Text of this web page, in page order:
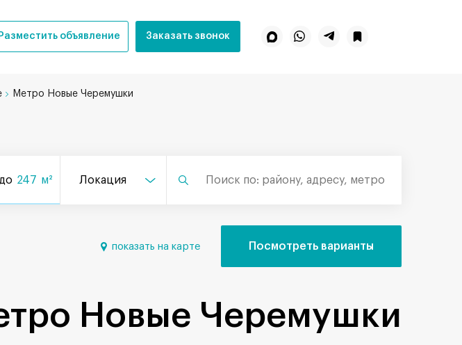
Разместить объявление Заказать звонок
Метро Новые Черемушки
до 247 м² Локация
показать на карте Посмотреть варианты
Новые Черемушки